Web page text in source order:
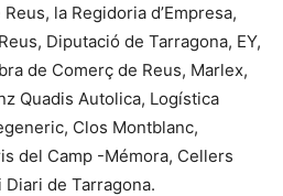
la Regidoria d’Empresa,
Diputació de Tarragona, EY,
de Comerç de Reus, Marlex,
Quadis Autolica, Logística
Clos Montblanc,
del Camp -Mémora, Cellers
de Tarragona.